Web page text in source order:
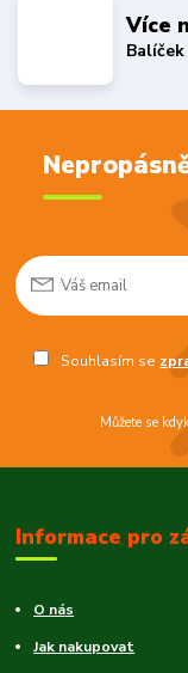
Více
Souhlasím se
Můžete se
Informace pro
O nás
Jak nakupovat